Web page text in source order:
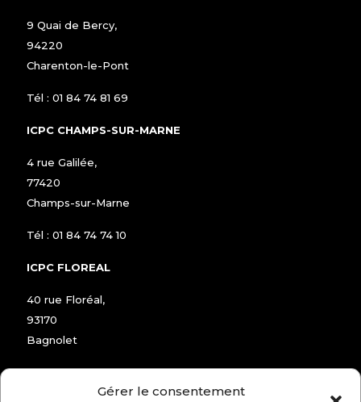
Gérer le consentement
9 Quai de Bercy,
94220
Charenton-le-Pont
Tél : 01 84 74 81 69
ICPC CHAMPS-SUR-MARNE
4 rue Galilée,
77420
Champs-sur-Marne
Tél : 01 84 74 74 10
ICPC FLOREAL
40 rue Floréal,
93170
Bagnolet
Tél :01 48 97 72 04